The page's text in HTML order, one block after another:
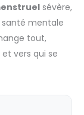
sévère,
santé mentale
tout,
vers qui se